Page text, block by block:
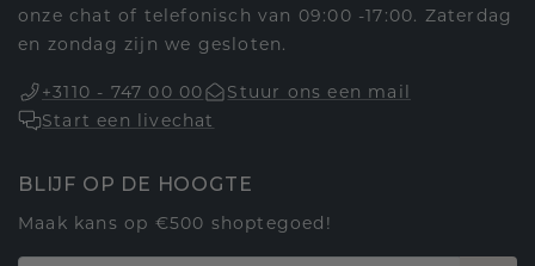
onze chat of telefonisch van 09:00 -17:00. Zaterdag
en zondag zijn we gesloten.
+3110 - 747 00 00
Stuur ons een mail
Start een livechat
BLIJF OP DE HOOGTE
Maak kans op €500 shoptegoed!